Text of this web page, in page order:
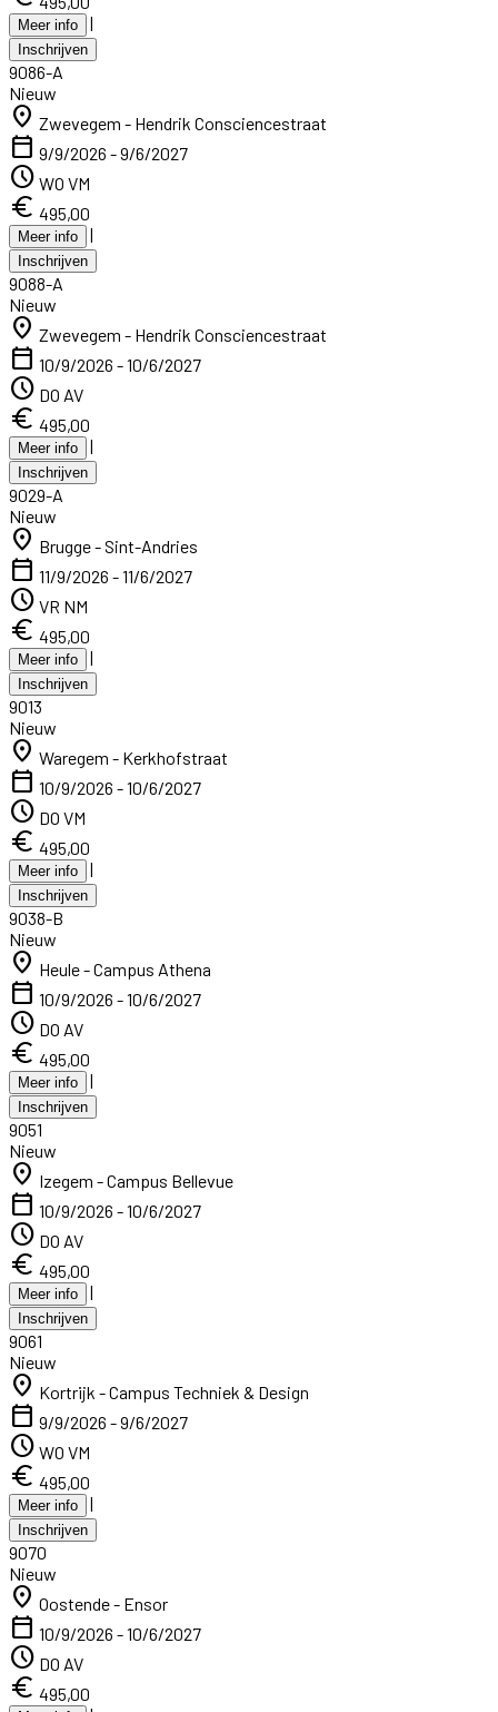
Meer info |
Inschrijven
9086-A
Nieuw
location_on Zwevegem - Hendrik Consciencestraat
calendar_today 9/9/2026 - 9/6/2027
schedule WO VM
euro 495,00
Meer info |
Inschrijven
9088-A
Nieuw
location_on Zwevegem - Hendrik Consciencestraat
calendar_today 10/9/2026 - 10/6/2027
schedule DO AV
euro 495,00
Meer info |
Inschrijven
9029-A
Nieuw
location_on Brugge - Sint-Andries
calendar_today 11/9/2026 - 11/6/2027
schedule VR NM
euro 495,00
Meer info |
Inschrijven
9013
Nieuw
location_on Waregem - Kerkhofstraat
calendar_today 10/9/2026 - 10/6/2027
schedule DO VM
euro 495,00
Meer info |
Inschrijven
9038-B
Nieuw
location_on Heule - Campus Athena
calendar_today 10/9/2026 - 10/6/2027
schedule DO AV
euro 495,00
Meer info |
Inschrijven
9051
Nieuw
location_on Izegem - Campus Bellevue
calendar_today 10/9/2026 - 10/6/2027
schedule DO AV
euro 495,00
Meer info |
Inschrijven
9061
Nieuw
location_on Kortrijk - Campus Techniek & Design
calendar_today 9/9/2026 - 9/6/2027
schedule WO VM
euro 495,00
Meer info |
Inschrijven
9070
Nieuw
location_on Oostende - Ensor
calendar_today 10/9/2026 - 10/6/2027
schedule DO AV
euro 495,00